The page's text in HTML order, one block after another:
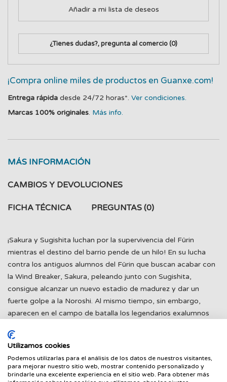
Añadir a mi lista de deseos
¿Tienes dudas?, pregunta al comercio(0)
¡Compra online miles de productos en Guanxe.com!
Entrega rápida desde 24/72 horas*. Ver condiciones.
Marcas 100% originales. Más info.
MÁS INFORMACIÓN
CAMBIOS Y DEVOLUCIONES
FICHA TÉCNICA PREGUNTAS (0)
¡Sakura y Sugishita luchan por la supervivencia del Fûrin
mientras el destino del barrio pende de un hilo! En su lucha
contra los antiguos alumnos del Fûrin que buscan acabar con
la Wind Breaker, Sakura, peleando junto con Sugishita,
consigue alcanzar un nuevo estadio de madurez y dar un
fuerte golpe a la Noroshi. Al mismo tiempo, sin embargo,
aparecen en el campo de batalla los legendarios exalumnos
del parque forestal. Mientras las garras del mal acechan el
barrio, la Noroshi vuelve a interponerse en el camino de
nuestros héroes. ¿Cuál será el destino del Fûrin?
Utilizamos cookies
Podemos utilizarlas para el análisis de los datos de nuestros visitantes,
para mejorar nuestro sitio web, mostrar contenido personalizado y
brindarle una excelente experiencia en el sitio web. Para obtener más